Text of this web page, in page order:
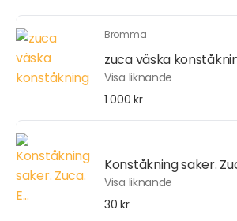
Bromma
zuca väska
Visa liknande
1 000 kr
Konståkning saker.
Visa liknande
30 kr